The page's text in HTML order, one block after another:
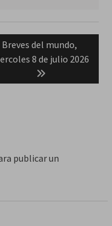
Next
post:
Breves del mundo,
8 de julio 2026
publicar un